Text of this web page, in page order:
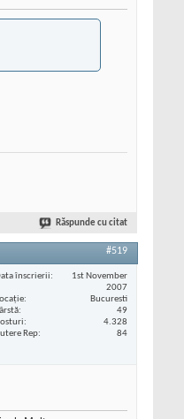
Răspunde cu citat
#519
înscrierii
1st November
2007
Bucuresti
49
4.328
Rep
84